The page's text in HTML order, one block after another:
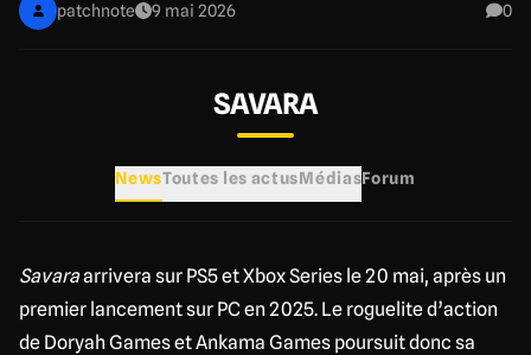
patchnote 9 mai 2026 0
SAVARA
NewsToutes les actusMédiasForum
Savaraarrivera sur PS5 et Xbox Series le 20 mai, après un
premier lancement sur PC en 2025. Le roguelite d’action
de Doryah Games et Ankama Games poursuit donc sa